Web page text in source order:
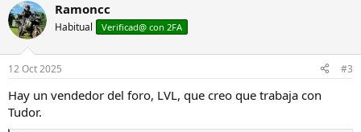
c
c
i
e
:
Ramoncc
Habitual Verificad@ con 2FA
12 Oct 2025 #3
Hay un vendedor del foro, LVL, que creo que trabaja con
Tudor.